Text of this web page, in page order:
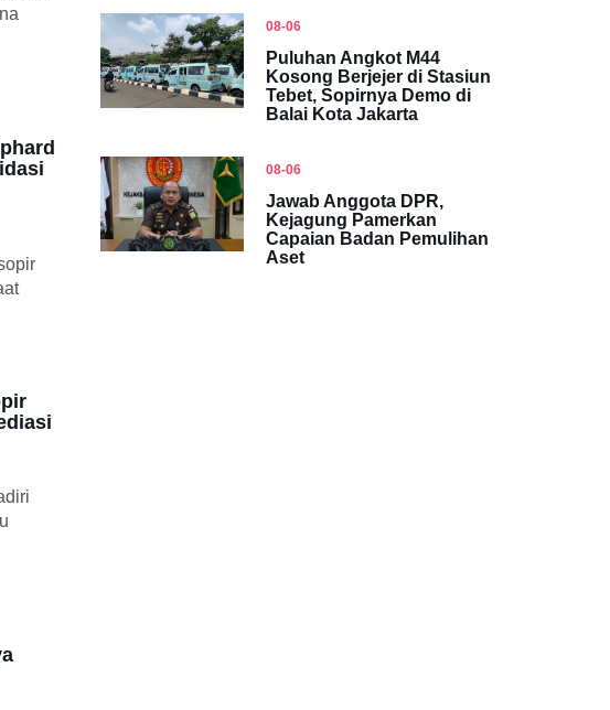
08-06
Puluhan Angkot M44
Kosong Berjejer di Stasiun
Tebet, Sopirnya Demo di
Balai Kota Jakarta
08-06
Jawab Anggota DPR,
Kejagung Pamerkan
Capaian Badan Pemulihan
Aset